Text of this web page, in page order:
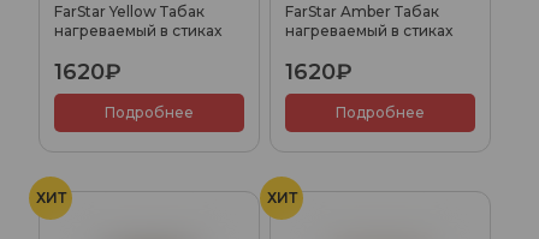
FarStar Yellow Табак
нагреваемый в стиках
1620₽
Подробнее
FarStar Amber Табак
нагреваемый в стиках
1620₽
Подробнее
ХИТ ХИТ